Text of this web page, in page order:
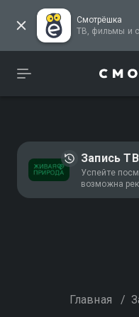
Смотрёшка
Запись
Успейте
возможна
Главная /